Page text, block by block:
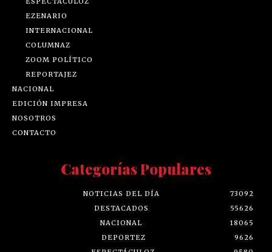
EZENARIO
INTERNACIONAL
COLUMNAZ
ZOOM POLÍTICO
REPORTAJEZ
NACIONAL
EDICIÓN IMPRESA
NOSOTROS
CONTACTO
Categorías Populares
NOTICIAS DEL DÍA
73092
DESTACADOS
55626
NACIONAL
18065
DEPORTEZ
9626